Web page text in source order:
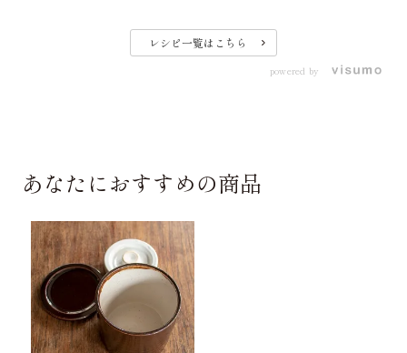
レシピ一覧はこちら
powered by
あなたにおすすめの商品